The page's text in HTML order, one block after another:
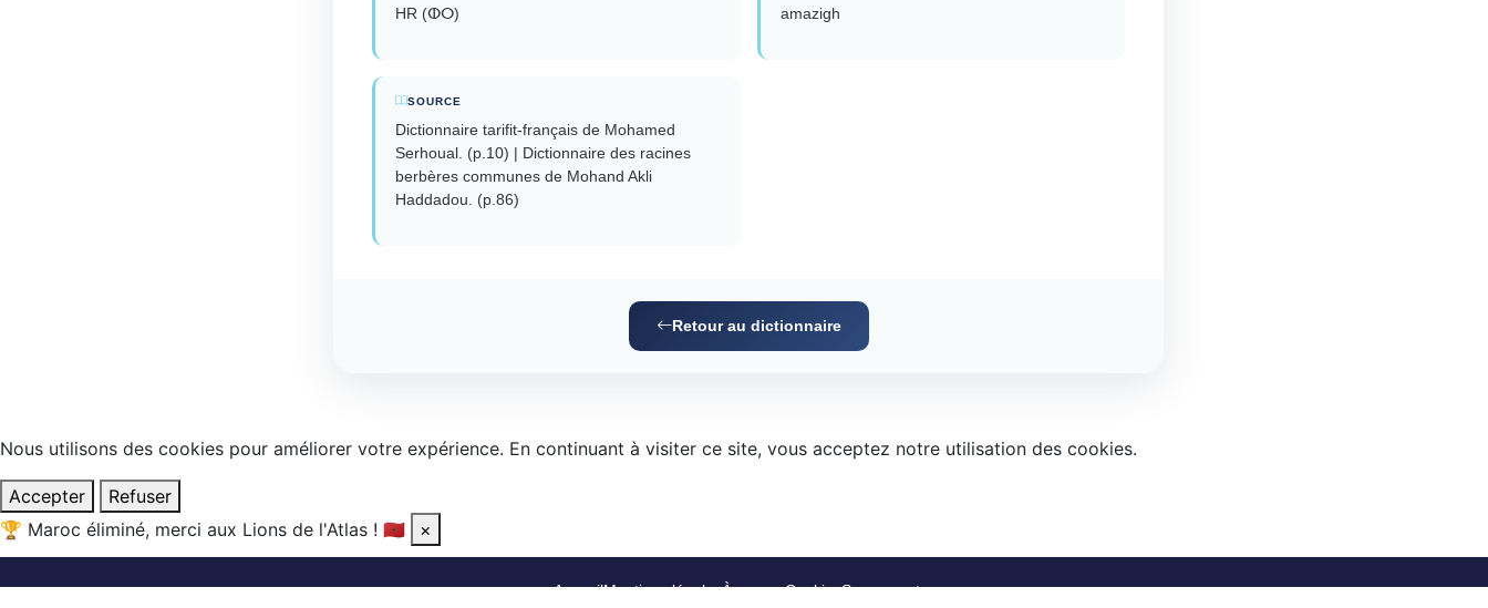
HR (ⵀⵔ) amazigh
SOURCE
Dictionnaire tarifit-français de Mohamed
Serhoual. (p.10) | Dictionnaire des racines
berbères communes de Mohand Akli
Haddadou. (p.86)
Retour au dictionnaire
Nous utilisons des cookies pour améliorer votre expérience. En continuant à visiter ce site, vous acceptez notre utilisation des cookies.
Accepter
Refuser
🏆 Maroc éliminé, merci aux Lions de l'Atlas ! 🇲🇦 ×
AccueilMentions légalesÀ proposCookiesSe connecter